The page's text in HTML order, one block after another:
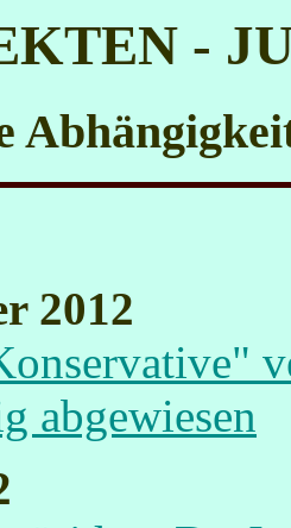
-
2012
abgewiesen